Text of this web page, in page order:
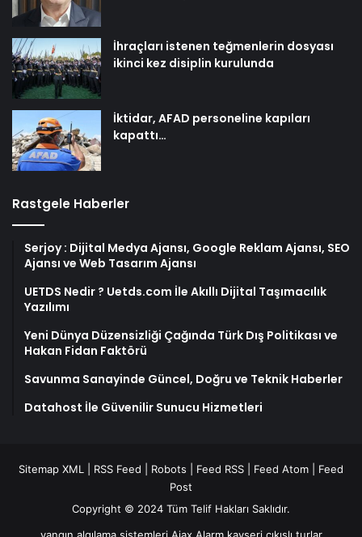
İhraçları istenen teğmenlerin dosyası
ikinci kez disiplin kurulunda
İktidar, AFAD personeline kapıları
kapattı…
Rastgele Haberler
Serjoy : Dijital Medya Ajansı, Google Reklam Ajansı, SEO
Ajansı ve Web Tasarım Ajansı
UETDS Nedir ? Uetds.com İle Akıllı Dijital Taşımacılık
Yazılımı
Yeni Dünya Düzensizliği Çağında Türk Dış Politikası ve
Hakan Fidan Faktörü
Savunma Sanayinde Güncel, Doğru ve Teknik Haberler
Datahost İle Güvenilir Sunucu Hizmetleri
Sitemap XML RSS Feed Robots Feed RSS Feed Atom
Feed
Post
Copyright © 2024 Tüm Telif Hakları Saklıdır.